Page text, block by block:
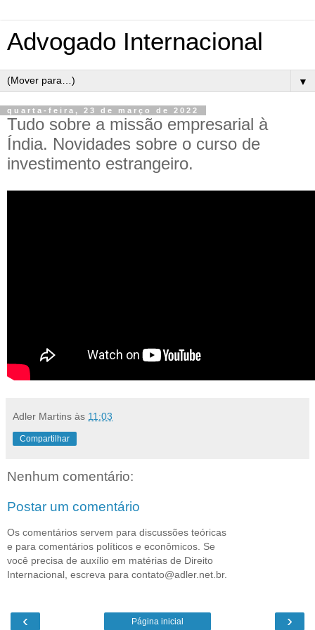
Advogado Internacional
▼
quarta-feira, 23 de março de 2022
Tudo sobre a missão empresarial à
Índia. Novidades sobre o curso de
investimento estrangeiro.
Adler Martins às 11:03
Compartilhar
Nenhum comentário:
Postar um comentário
Os comentários servem para discussões teóricas
e para comentários políticos e econômicos. Se
você precisa de auxílio em matérias de Direito
Internacional, escreva para contato@adler.net.br.
‹ ›
Página inicial